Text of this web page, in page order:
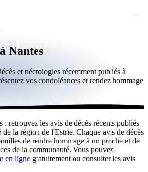
Nantes
et nécrologies récemment publiés à
vos condoléances et rendez hommage
: retrouvez les avis de décès récents publiés
de la région de l'Estrie. Chaque avis de décès
de rendre hommage à un proche et de
de la communauté. Vous pouvez
en ligne gratuitement ou consulter les avis